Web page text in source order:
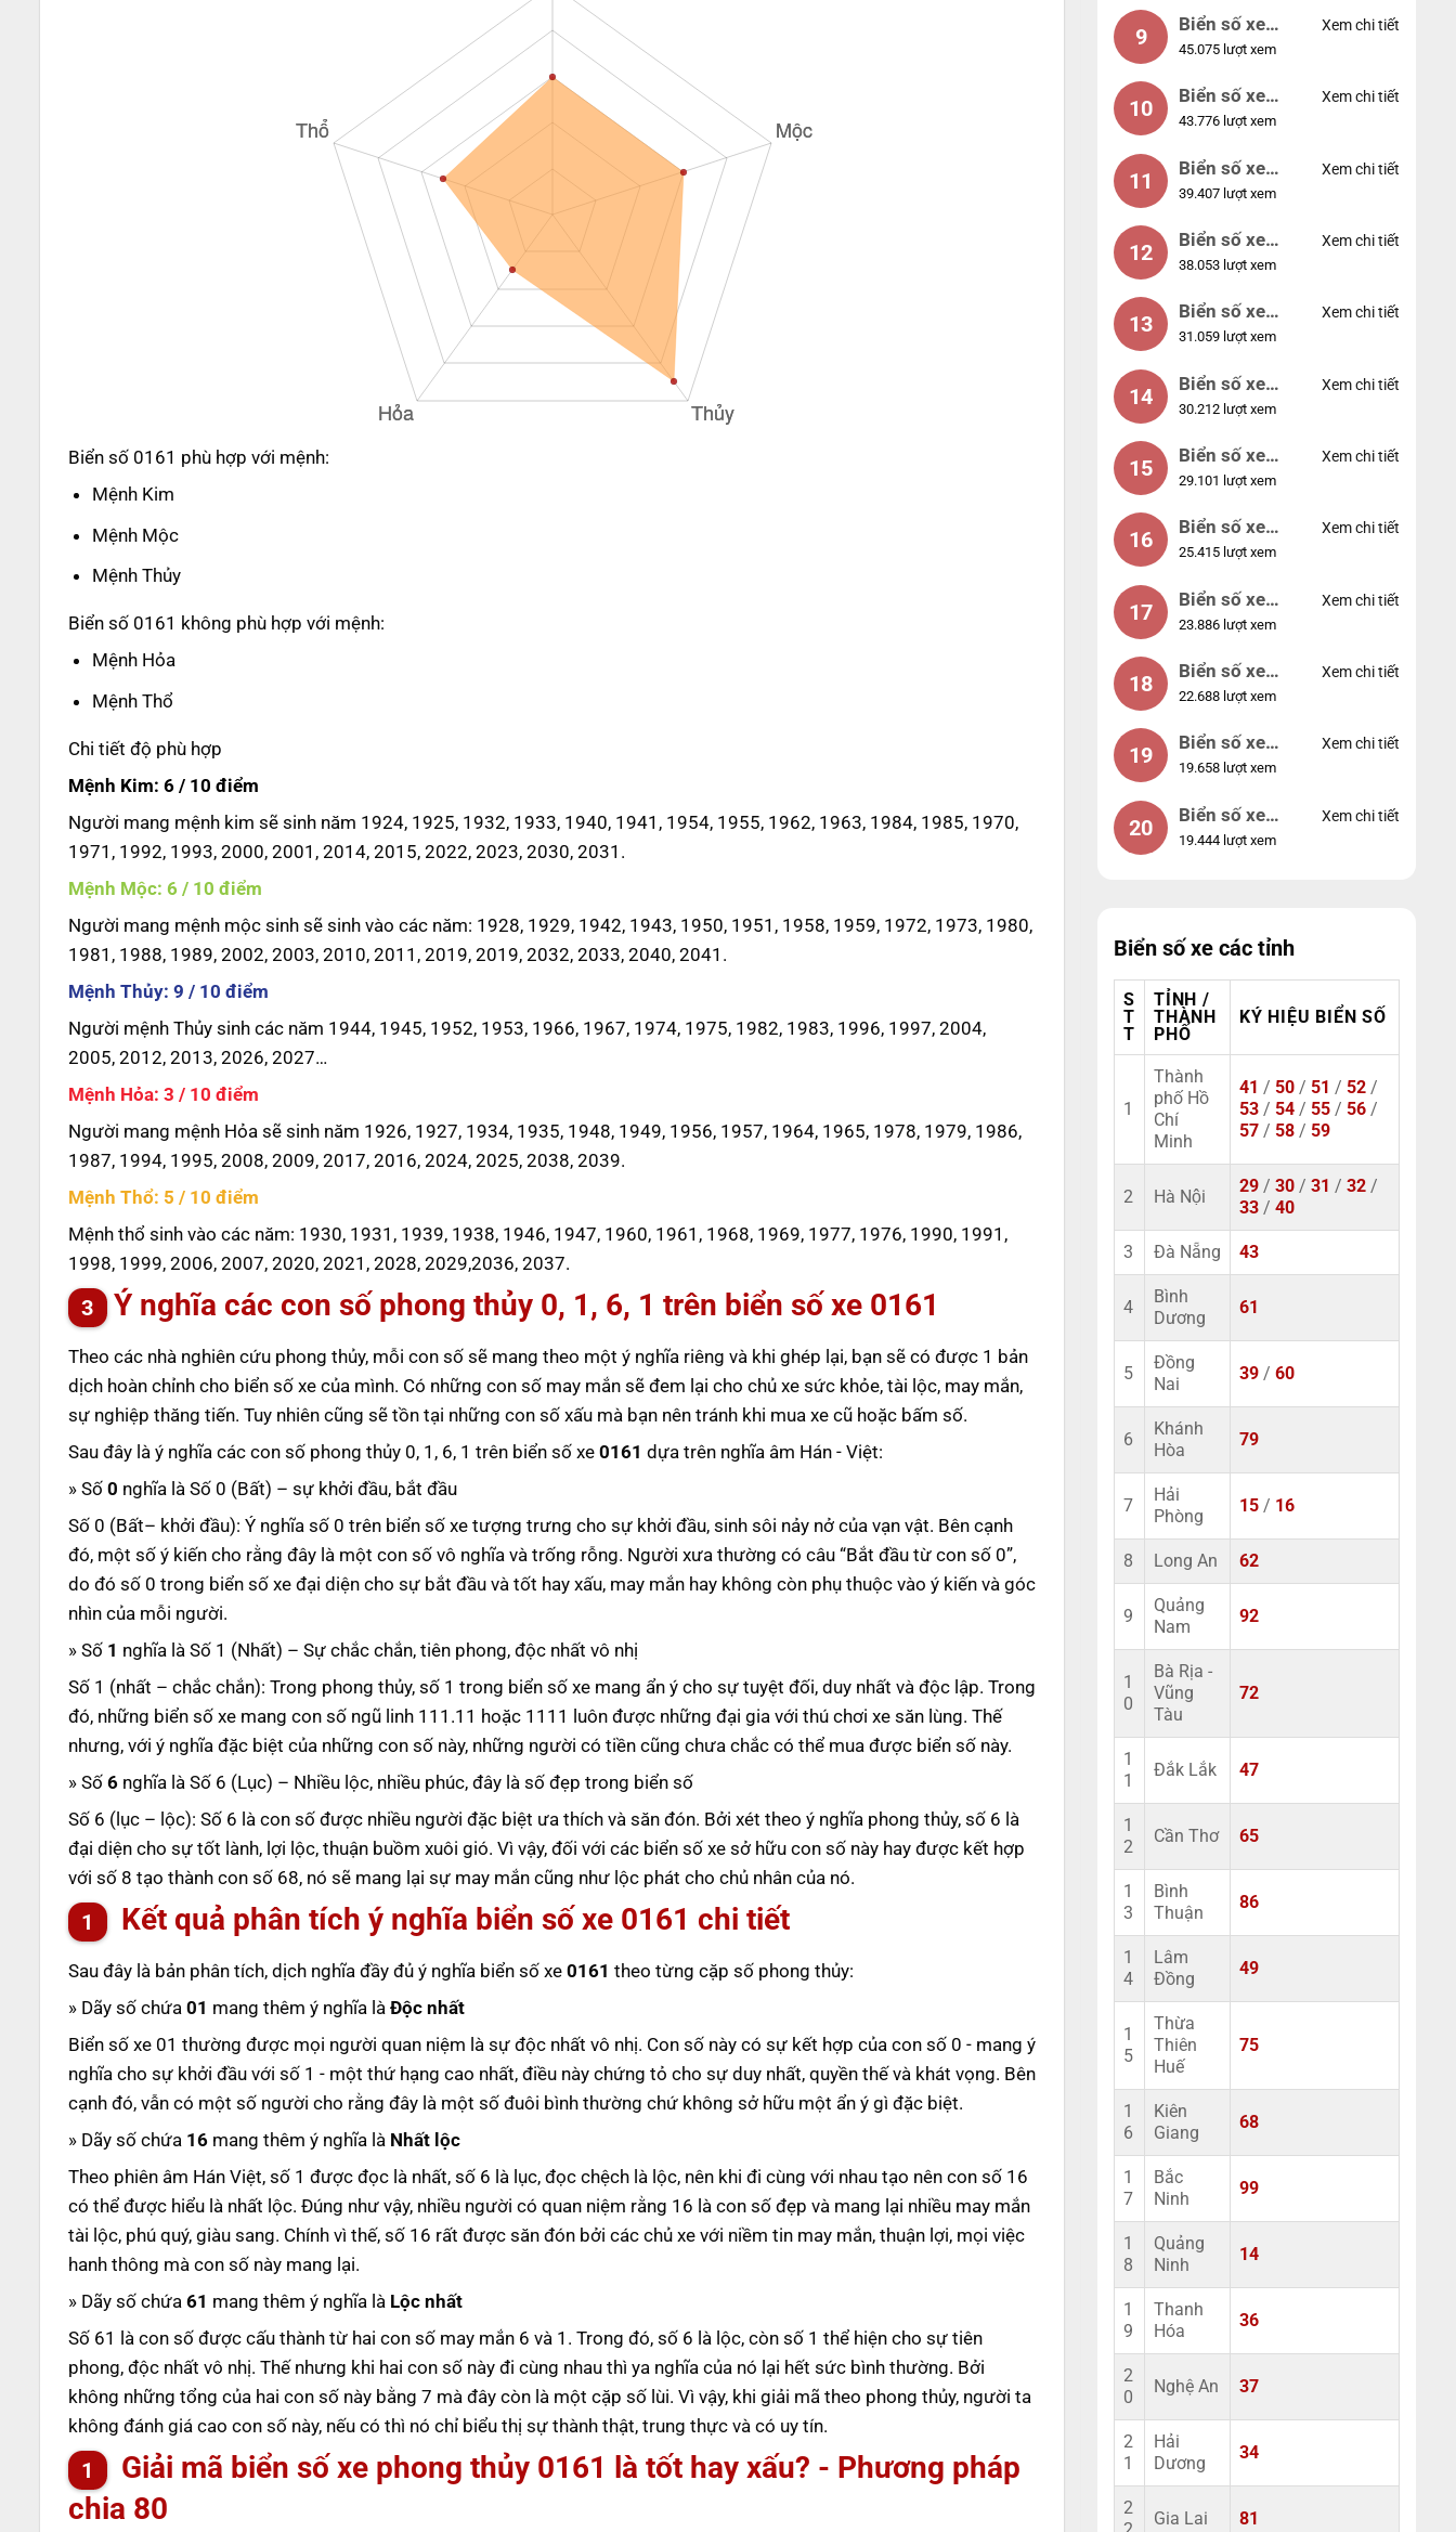
Biển số 0161 phù hợp với mệnh:
Mệnh Kim
Mệnh Mộc
Mệnh Thủy
Biển số 0161 không phù hợp với mệnh:
Mệnh Hỏa
Mệnh Thổ
Chi tiết độ phù hợp
Mệnh Kim: 6 / 10 điểm
Người mang mệnh kim sẽ sinh năm 1924, 1925, 1932, 1933, 1940, 1941, 1954, 1955, 1962, 1963, 1984, 1985, 1970,
1971, 1992, 1993, 2000, 2001, 2014, 2015, 2022, 2023, 2030, 2031.
Mệnh Mộc: 6 / 10 điểm
Người mang mệnh mộc sinh sẽ sinh vào các năm: 1928, 1929, 1942, 1943, 1950, 1951, 1958, 1959, 1972, 1973, 1980,
1981, 1988, 1989, 2002, 2003, 2010, 2011, 2019, 2019, 2032, 2033, 2040, 2041.
Mệnh Thủy: 9 / 10 điểm
Người mệnh Thủy sinh các năm 1944, 1945, 1952, 1953, 1966, 1967, 1974, 1975, 1982, 1983, 1996, 1997, 2004,
2005, 2012, 2013, 2026, 2027…
Mệnh Hỏa: 3 / 10 điểm
Người mang mệnh Hỏa sẽ sinh năm 1926, 1927, 1934, 1935, 1948, 1949, 1956, 1957, 1964, 1965, 1978, 1979, 1986,
1987, 1994, 1995, 2008, 2009, 2017, 2016, 2024, 2025, 2038, 2039.
Mệnh Thổ: 5 / 10 điểm
Mệnh thổ sinh vào các năm: 1930, 1931, 1939, 1938, 1946, 1947, 1960, 1961, 1968, 1969, 1977, 1976, 1990, 1991,
1998, 1999, 2006, 2007, 2020, 2021, 2028, 2029,2036, 2037.
Ý nghĩa các con số phong thủy 0, 1, 6, 1 trên biển số xe 0161
Theo các nhà nghiên cứu phong thủy, mỗi con số sẽ mang theo một ý nghĩa riêng và khi ghép lại, bạn sẽ có được 1 bản
dịch hoàn chỉnh cho biển số xe của mình. Có những con số may mắn sẽ đem lại cho chủ xe sức khỏe, tài lộc, may mắn,
sự nghiệp thăng tiến. Tuy nhiên cũng sẽ tồn tại những con số xấu mà bạn nên tránh khi mua xe cũ hoặc bấm số.
Sau đây là ý nghĩa các con số phong thủy 0, 1, 6, 1 trên biển số xe 0161 dựa trên nghĩa âm Hán - Việt:
» Số 0 nghĩa là Số 0 (Bất) – sự khởi đầu, bắt đầu
Số 0 (Bất– khởi đầu): Ý nghĩa số 0 trên biển số xe tượng trưng cho sự khởi đầu, sinh sôi nảy nở của vạn vật. Bên cạnh
đó, một số ý kiến cho rằng đây là một con số vô nghĩa và trống rỗng. Người xưa thường có câu “Bắt đầu từ con số 0”,
do đó số 0 trong biển số xe đại diện cho sự bắt đầu và tốt hay xấu, may mắn hay không còn phụ thuộc vào ý kiến và góc
nhìn của mỗi người.
» Số 1 nghĩa là Số 1 (Nhất) – Sự chắc chắn, tiên phong, độc nhất vô nhị
Số 1 (nhất – chắc chắn): Trong phong thủy, số 1 trong biển số xe mang ẩn ý cho sự tuyệt đối, duy nhất và độc lập. Trong
đó, những biển số xe mang con số ngũ linh 111.11 hoặc 1111 luôn được những đại gia với thú chơi xe săn lùng. Thế
nhưng, với ý nghĩa đặc biệt của những con số này, những người có tiền cũng chưa chắc có thể mua được biển số này.
» Số 6nghĩa là Số 6 (Lục) – Nhiều lộc, nhiều phúc, đây là số đẹp trong biển số
Số 6 (lục – lộc): Số 6 là con số được nhiều người đặc biệt ưa thích và săn đón. Bởi xét theo ý nghĩa phong thủy, số 6 là
đại diện cho sự tốt lành, lợi lộc, thuận buồm xuôi gió. Vì vậy, đối với các biển số xe sở hữu con số này hay được kết hợp
với số 8 tạo thành con số 68, nó sẽ mang lại sự may mắn cũng như lộc phát cho chủ nhân của nó.
Kết quả phân tích ý nghĩa biển số xe 0161 chi tiết
Sau đây là bản phân tích, dịch nghĩa đầy đủ ý nghĩa biển số xe 0161 theo từng cặp số phong thủy:
» Dãy số chứa 01 mang thêm ý nghĩa là Độc nhất
Biển số xe 01 thường được mọi người quan niệm là sự độc nhất vô nhị. Con số này có sự kết hợp của con số 0 - mang ý
nghĩa cho sự khởi đầu với số 1 - một thứ hạng cao nhất, điều này chứng tỏ cho sự duy nhất, quyền thế và khát vọng. Bên
cạnh đó, vẫn có một số người cho rằng đây là một số đuôi bình thường chứ không sở hữu một ẩn ý gì đặc biệt.
» Dãy số chứa 16mang thêm ý nghĩa là Nhất lộc
Theo phiên âm Hán Việt, số 1 được đọc là nhất, số 6 là lục, đọc chệch là lộc, nên khi đi cùng với nhau tạo nên con số 16
có thể được hiểu là nhất lộc. Đúng như vậy, nhiều người có quan niệm rằng 16 là con số đẹp và mang lại nhiều may mắn
tài lộc, phú quý, giàu sang. Chính vì thế, số 16 rất được săn đón bởi các chủ xe với niềm tin may mắn, thuận lợi, mọi việc
hanh thông mà con số này mang lại.
» Dãy số chứa 61 mang thêm ý nghĩa là Lộc nhất
Số 61 là con số được cấu thành từ hai con số may mắn 6 và 1. Trong đó, số 6 là lộc, còn số 1 thể hiện cho sự tiên
phong, độc nhất vô nhị. Thế nhưng khi hai con số này đi cùng nhau thì ya nghĩa của nó lại hết sức bình thường. Bởi
không những tổng của hai con số này bằng 7 mà đây còn là một cặp số lùi. Vì vậy, khi giải mã theo phong thủy, người ta
không đánh giá cao con số này, nếu có thì nó chỉ biểu thị sự thành thật, trung thực và có uy tín.
Giải mã biển số xe phong thủy 0161 là tốt hay xấu? - Phương pháp
chia 80
9
Biển số xe
55555
45.075 lượt xem
Xem chi tiết
10
Biển số xe
56789
43.776 lượt xem
Xem chi tiết
11
Biển số xe
01234
39.407 lượt xem
Xem chi tiết
12
Biển số xe
33333
38.053 lượt xem
Xem chi tiết
13
Biển số xe
22222
31.059 lượt xem
Xem chi tiết
14
Biển số xe
14953
30.212 lượt xem
Xem chi tiết
15
Biển số xe
24953
29.101 lượt xem
Xem chi tiết
16
Biển số xe
49053
25.415 lượt xem
Xem chi tiết
17
Biển số xe
44953
23.886 lượt xem
Xem chi tiết
18
Biển số xe
74953
22.688 lượt xem
Xem chi tiết
19
Biển số xe
99998
19.658 lượt xem
Xem chi tiết
20
Biển số xe
25525
19.444 lượt xem
Xem chi tiết
Biển số xe các tỉnh
S
T
T
TỈNH /
THÀNH
PHỐ
KÝ HIỆU BIỂN SỐ
1
Thành
phố Hồ
Chí
Minh
41 / 50 / 51 / 52 /
53 / 54 / 55 / 56 /
57 / 58 / 59
2 Hà Nội
29 / 30 / 31 / 32 /
33 / 40
3 Đà Nẵng 43
4
Bình
Dương
61
5
Đồng
Nai
39 / 60
6
Khánh
Hòa
79
7
Hải
Phòng
15 / 16
8 Long An 62
9
Quảng
Nam
92
1
0
Bà Rịa -
Vũng
Tàu
72
1
1
Đắk Lắk 47
1
2
Cần Thơ 65
1
3
Bình
Thuận
86
1
4
Lâm
Đồng
49
1
5
Thừa
Thiên
Huế
75
1
6
Kiên
Giang
68
1
7
Bắc
Ninh
99
1
8
Quảng
Ninh
14
1
9
Thanh
Hóa
36
2
0
Nghệ An 37
2
1
Hải
Dương
34
2
Gia Lai 81